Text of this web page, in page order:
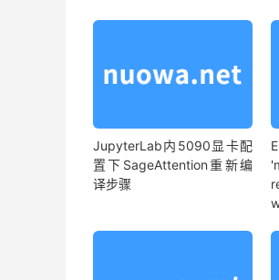
JupyterLab内5090显卡配
置下SageAttention重新编
译步骤